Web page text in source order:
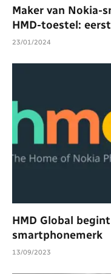
Maker van Nokia-
HMD-toestel:
23/01/2024
HMD Global
smartphonemerk
13/09/2023